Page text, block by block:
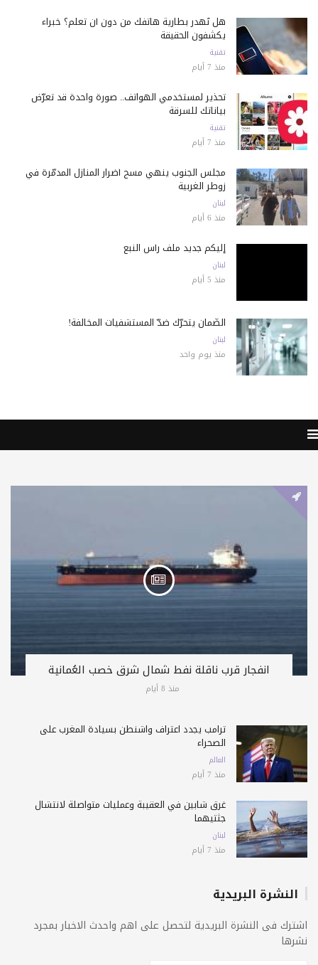
هل تُهدر بطارية هاتفك من دون أن تعلم؟ خبراء
يكشفون الحقيقة
تقنية
منذ 7 أيام
تحذير لمستخدمي الهواتف.. صورة واحدة قد تعرّض
بياناتك للسرقة
تقنية
منذ 7 أيام
مجلس الجنوب ينهي مسح أضرار المنازل المدمّرة في
زوطر الغربية
لبنان
منذ 6 أيام
إليكم جديد ملف رأس النبع
لبنان
منذ 5 أيام
الضّمان يتحرّك ضدّ المستشفيات المخالفة!
لبنان
منذ يوم واحد
انفجار قرب ناقلة نفط شمال شرق خصب العُمانية
منذ 8 أيام
ترامب يجدد اعتراف واشنطن بسيادة المغرب على
الصحراء
العالم
منذ 7 أيام
غرق شابين في العقيبة وعمليات متواصلة لانتشال
جثتيهما
لبنان
منذ 7 أيام
النشرة البريدية
اشترك فى النشرة البريدية لتحصل على اهم واحدث الاخبار بمجرد
نشرها